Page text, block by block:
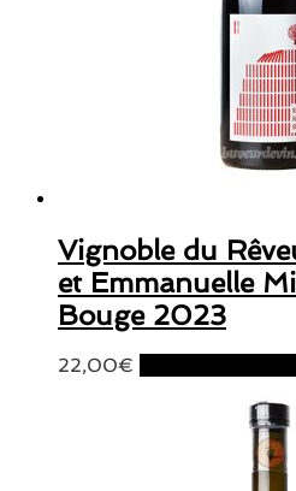
Vignoble du
et Emmanuelle
Bouge 2023
22,00€